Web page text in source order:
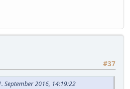
#37
September 2016, 14:19:22